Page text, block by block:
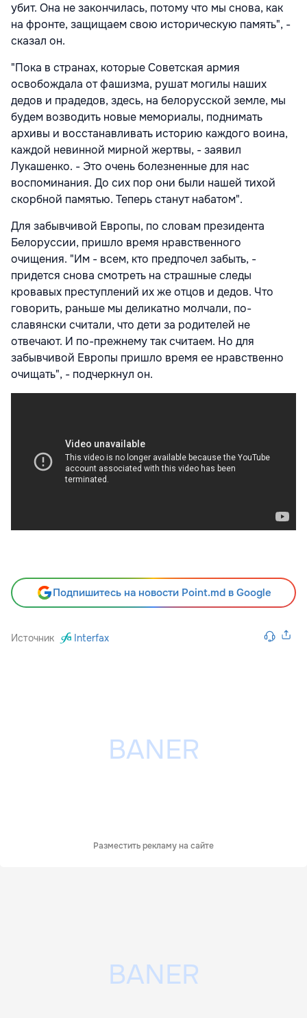
убит. Она не закончилась, потому что мы снова, как
на фронте, защищаем свою историческую память", -
сказал он.
"Пока в странах, которые Советская армия
освобождала от фашизма, рушат могилы наших
дедов и прадедов, здесь, на белорусской земле, мы
будем возводить новые мемориалы, поднимать
архивы и восстанавливать историю каждого воина,
каждой невинной мирной жертвы, - заявил
Лукашенко. - Это очень болезненные для нас
воспоминания. До сих пор они были нашей тихой
скорбной памятью. Теперь станут набатом".
Для забывчивой Европы, по словам президента
Белоруссии, пришло время нравственного
очищения. "Им - всем, кто предпочел забыть, -
придется снова смотреть на страшные следы
кровавых преступлений их же отцов и дедов. Что
говорить, раньше мы деликатно молчали, по-
славянски считали, что дети за родителей не
отвечают. И по-прежнему так считаем. Но для
забывчивой Европы пришло время ее нравственно
очищать", - подчеркнул он.
Подпишитесь на новости Point.md в Google
Источник Interfax
Разместить рекламу на сайте